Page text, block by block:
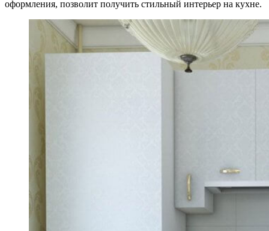
оформления, позволит получить стильный интерьер на кухне.